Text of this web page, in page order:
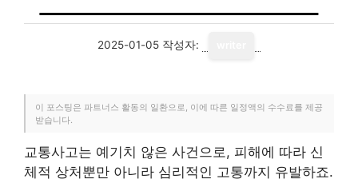
2025-01-05 작성자:
이 포스팅은 파트너스 활동의 일환으로, 이에 따른 일정액의 수수료를 제공
받습니다.
교통사고는 예기치 않은 사건으로, 피해에 따라 신
체적 상처뿐만 아니라 심리적인 고통까지 유발하죠.